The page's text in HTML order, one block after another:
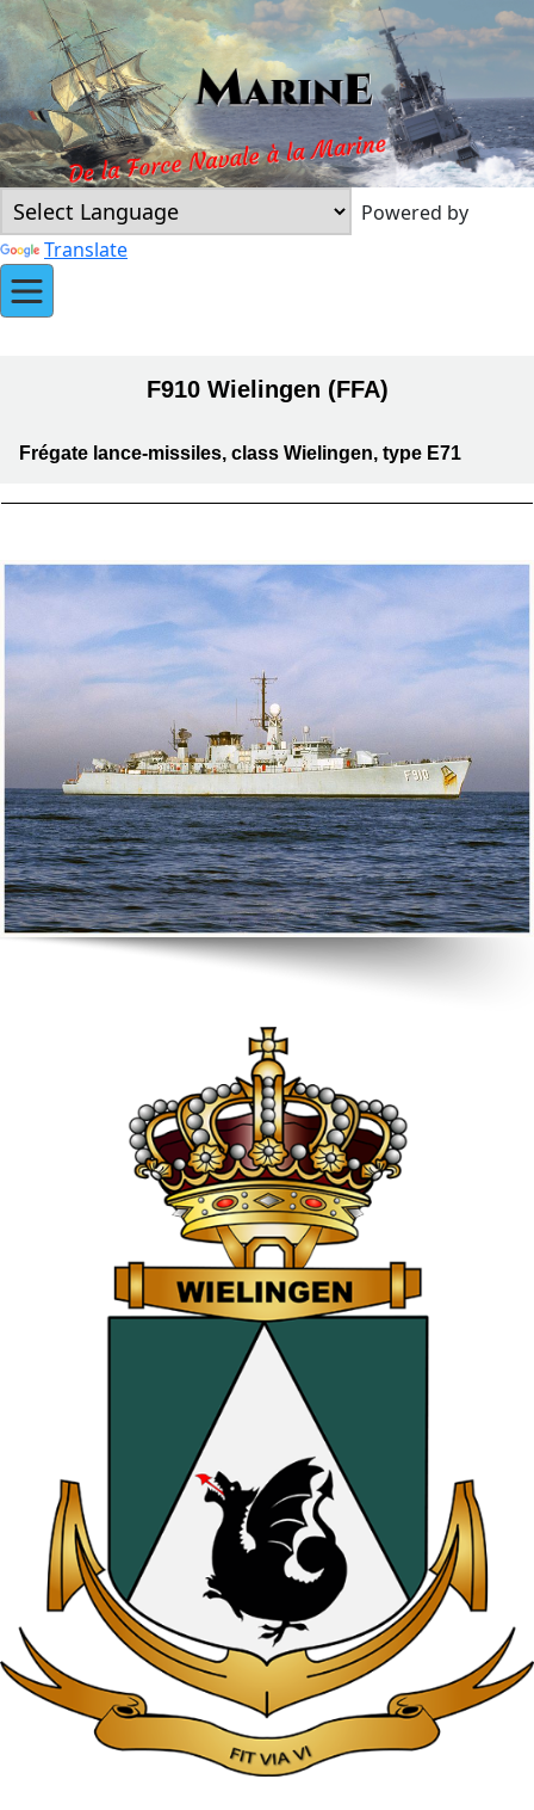
Powered by
Translate
F910 Wielingen (FFA)
Frégate lance-missiles, class Wielingen, type E71